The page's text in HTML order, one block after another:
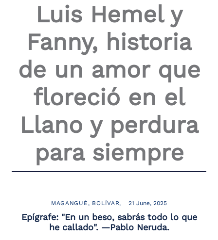
reader
Luis Hemel y
Fanny, historia
de un amor que
floreció en el
Llano y perdura
para siempre
MAGANGUÉ BOLÍVAR 21 June, 2025
Epígrafe: "En un beso, sabrás todo lo que
he callado". —Pablo Neruda.